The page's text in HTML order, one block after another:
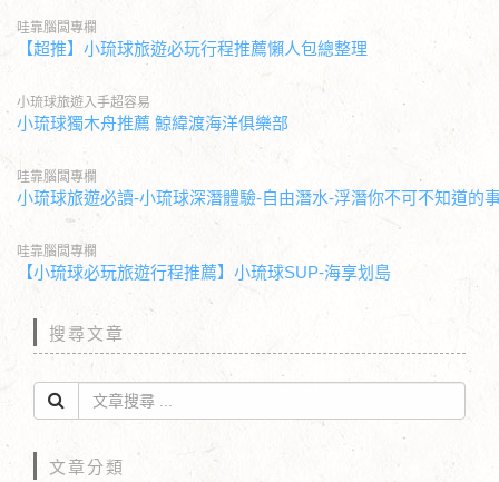
哇靠腦闆專欄
【超推】小琉球旅遊必玩行程推薦懶人包總整理
小琉球旅遊入手超容易
小琉球獨木舟推薦 鯨緯渡海洋俱樂部
哇靠腦闆專欄
小琉球旅遊必讀-小琉球深潛體驗-自由潛水-浮潛你不可不知道的
哇靠腦闆專欄
【小琉球必玩旅遊行程推薦】小琉球SUP-海享划島
搜尋文章
文章分類